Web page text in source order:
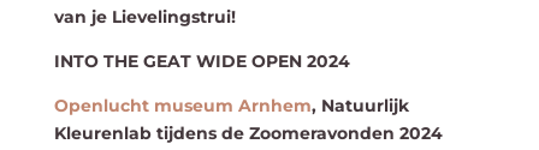
van je Lievelingstrui!
INTO THE GEAT WIDE OPEN 2024
Openlucht museum Arnhem, Natuurlijk
Kleurenlab tijdens de Zoomeravonden 2024